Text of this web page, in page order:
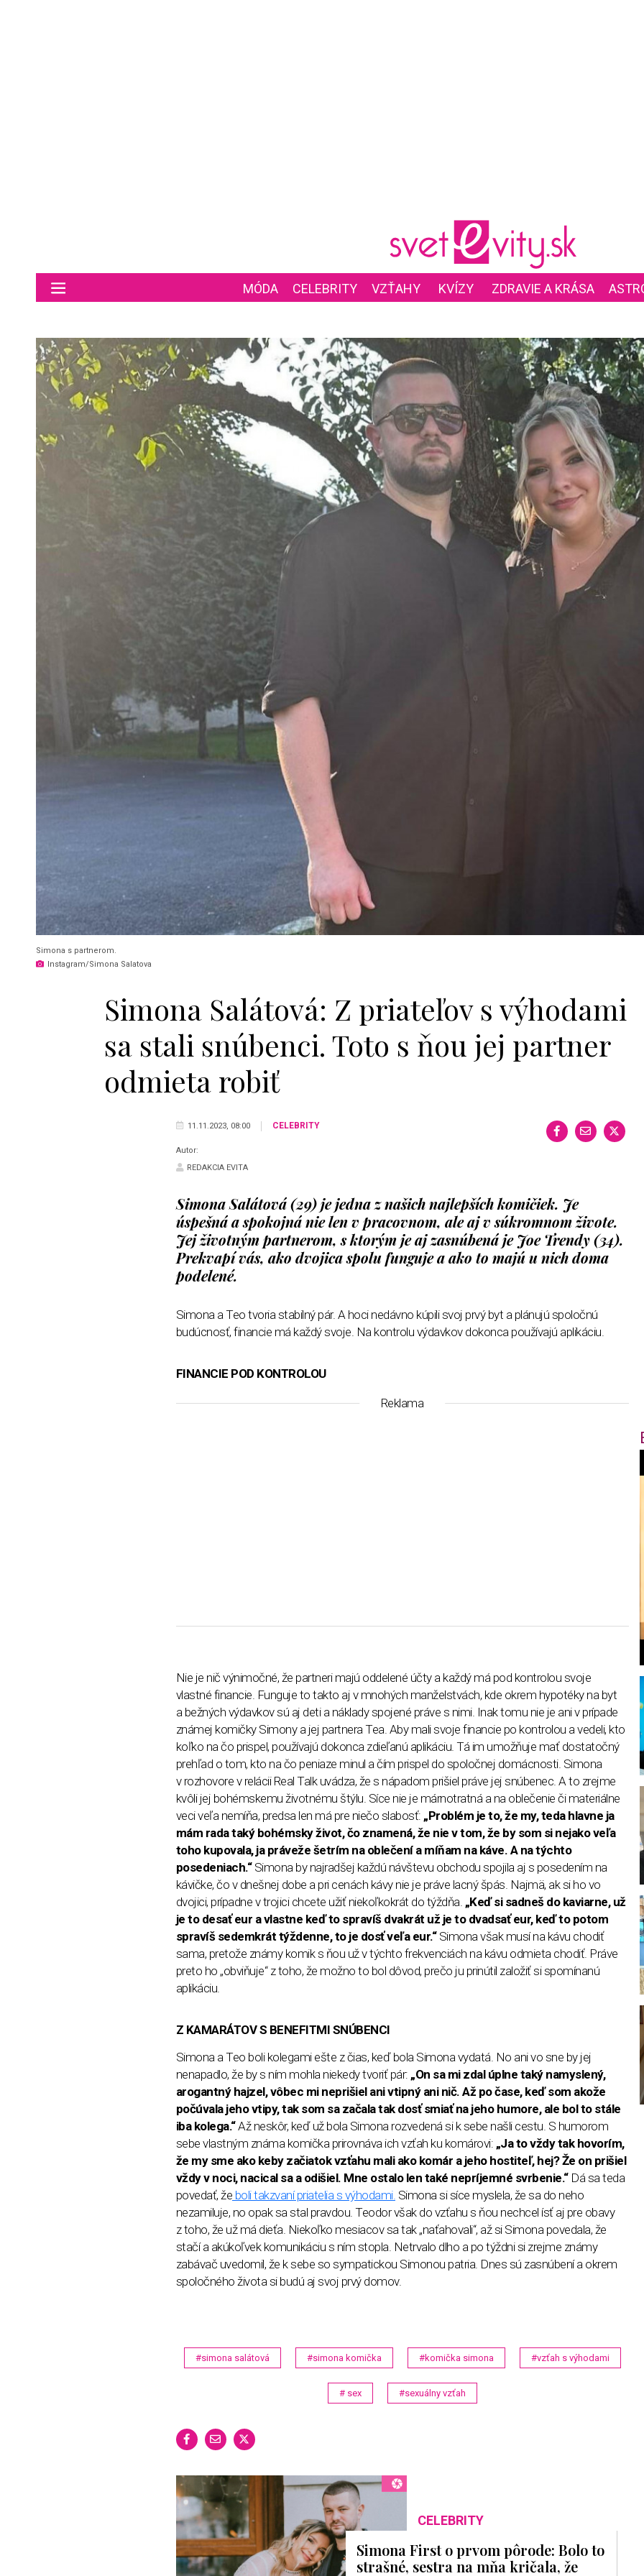
MÓDA CELEBRITY VZŤAHY KVÍZY ZDRAVIE A KRÁSA
Simona s partnerom.
Instagram/Simona Salatova
Simona Salátová: Z priateľov s výhodami
sa stali snúbenci. Toto s ňou jej partner
odmieta robiť
11.11.2023, 08:00 CELEBRITY
Autor:
REDAKCIA EVITA
Simona Salátová (29) je jedna z našich najlepších komičiek. Je
úspešná a spokojná nie len v pracovnom, ale aj v súkromnom živote.
Jej životným partnerom, s ktorým je aj zasnúbená je Joe Trendy (34).
Prekvapí vás, ako dvojica spolu funguje a ako to majú u nich doma
podelené.
Simona a Teo tvoria stabilný pár. A hoci nedávno kúpili svoj prvý byt a plánujú spoločnú
budúcnosť, financie má každý svoje. Na kontrolu výdavkov dokonca používajú aplikáciu.
FINANCIE POD KONTROLOU
Reklama
Nie je nič výnimočné, že partneri majú oddelené účty a každý má pod kontrolou svoje
vlastné financie. Funguje to takto aj v mnohých manželstvách, kde okrem hypotéky na byt
a bežných výdavkov sú aj deti a náklady spojené práve s nimi. Inak tomu nie je ani v prípade
známej komičky Simony a jej partnera Tea. Aby mali svoje financie po kontrolou a vedeli, kto
koľko na čo prispel, používajú dokonca zdieľanú aplikáciu. Tá im umožňuje mať dostatočný
prehľad o tom, kto na čo peniaze minul a čím prispel do spoločnej domácnosti. Simona
v rozhovore v relácii Real Talk uvádza, že s nápadom prišiel práve jej snúbenec. A to zrejme
kvôli jej bohémskemu životnému štýlu. Síce nie je márnotratná a na oblečenie či materiálne
veci veľa nemíňa, predsa len má pre niečo slabosť: „Problém je to, že my, teda hlavne ja
mám rada taký bohémsky život, čo znamená, že nie v tom, že by som si nejako veľa
toho kupovala, ja práveže šetrím na oblečení a míňam na káve. A na týchto
posedeniach.“ Simona by najradšej každú návštevu obchodu spojila aj s posedením na
kávičke, čo v dnešnej dobe a pri cenách kávy nie je práve lacný špás. Najmä, ak si ho vo
dvojici, prípadne v trojici chcete užiť niekoľkokrát do týždňa. „Keď si sadneš do kaviarne, už
je to desať eur a vlastne keď to spravíš dvakrát už je to dvadsať eur, keď to potom
spravíš sedemkrát týždenne, to je dosť veľa eur.“ Simona však musí na kávu chodiť
sama, pretože známy komik s ňou už v týchto frekvenciách na kávu odmieta chodiť. Práve
preto ho „obviňuje“ z toho, že možno to bol dôvod, prečo ju prinútil založiť si spomínanú
aplikáciu.
Z KAMARÁTOV S BENEFITMI SNÚBENCI
Simona a Teo boli kolegami ešte z čias, keď bola Simona vydatá. No ani vo sne by jej
nenapadlo, že by s ním mohla niekedy tvoriť pár: „On sa mi zdal úplne taký namyslený,
arogantný hajzel, vôbec mi neprišiel ani vtipný ani nič. Až po čase, keď som akože
počúvala jeho vtipy, tak som sa začala tak dosť smiať na jeho humore, ale bol to stále
iba kolega.“Až neskôr, keď už bola Simona rozvedená si k sebe našli cestu. S humorom
sebe vlastným známa komička prirovnáva ich vzťah ku komárovi: „Ja to vždy tak hovorím,
že my sme ako keby začiatok vzťahu mali ako komár a jeho hostiteľ, hej? Že on prišiel
vždy v noci, nacical sa a odišiel. Mne ostalo len také nepríjemné svrbenie.“ Dá sa teda
povedať, že boli takzvaní priatelia s výhodami. Simona si síce myslela, že sa do neho
nezamiluje, no opak sa stal pravdou. Teodor však do vzťahu s ňou nechcel ísť aj pre obavy
z toho, že už má dieťa. Niekoľko mesiacov sa tak „naťahovali“, až si Simona povedala, že
stačí a akúkoľvek komunikáciu s ním stopla. Netrvalo dlho a po týždni si zrejme známy
zabávač uvedomil, že k sebe so sympatickou Simonou patria. Dnes sú zasnúbení a okrem
spoločného života si budú aj svoj prvý domov.
#simona salátová #simona komička #komička simona #vzťah s výhodami
# sex #sexuálny vzťah
CELEBRITY
Simona First o prvom pôrode: Bolo to
strašné, sestra na mňa kričala, že
f
u
s
V
l
u
m